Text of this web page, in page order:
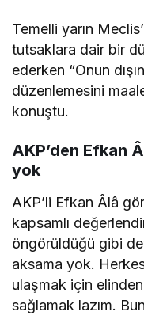
Temelli yarın
tutsaklara dair bir
ederken “Onun
düzenlemesini
konuştu.
AKP’den Efkan
yok
AKP’li Efkan Âlâ
kapsamlı
öngörüldüğü gibi
aksama yok.
ulaşmak için elinden
sağlamak lazım.